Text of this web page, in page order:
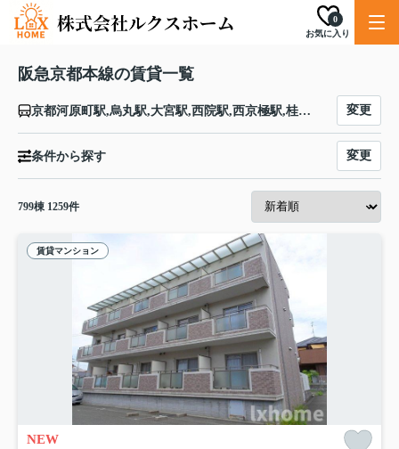
お気に入り
0
阪急京都本線の賃貸一覧
京都河原町駅,烏丸駅,大宮駅,西院駅,西京極駅,桂駅,洛西口駅,東向日駅,西向日駅,長岡天神駅,西山天王山駅,大山崎駅,水無瀬駅,上牧駅,高槻市駅,富田駅,総持寺駅,茨木市駅,南茨木駅,摂津市駅,正雀駅,相川駅,上新庄駅,ＪＲ淡路駅,崇禅寺駅,西中島南方駅,十三駅,大阪駅 変更
条件から探す 変更
799棟 1259件
賃貸マンション
NEW